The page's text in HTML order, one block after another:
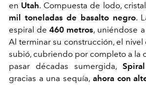
en Utah. Compuesta de lodo,
mil toneladas de basalto negro.
espiral de460 metros, uniéndose
Al terminar su construcción, el
subió, cubriendo por completo a la
pasar décadas sumergida,
gracias a una sequía, ahora con